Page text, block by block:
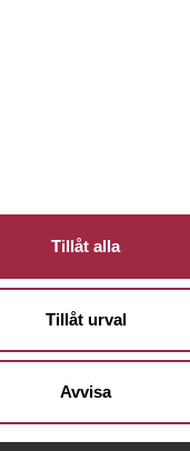
Tillåt alla
Tillåt urval
Avvisa